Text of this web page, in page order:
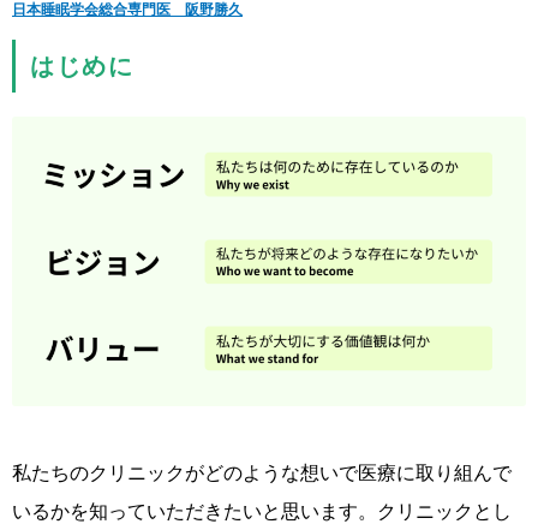
日本睡眠学会総合専門医 阪野勝久
はじめに
私たちのクリニックがどのような想いで医療に取り組んで
いるかを知っていただきたいと思います。クリニックとし